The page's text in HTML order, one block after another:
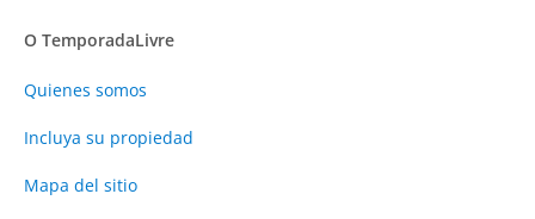
O TemporadaLivre
Quienes somos
Incluya su propiedad
Mapa del sitio